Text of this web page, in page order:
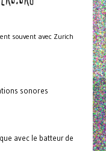
souvent avec Zurich
sonores
avec le batteur de